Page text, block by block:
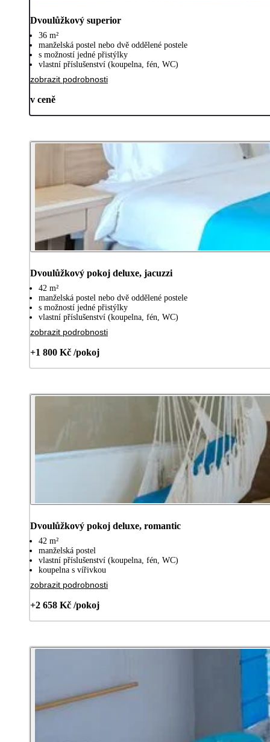
Dvoulůžkový superior
36 m²
manželská postel nebo dvě oddělené postele
s možností jedné přistýlky
vlastní příslušenství (koupelna, fén, WC)
zobrazit podrobnosti
v ceně
Dvoulůžkový pokoj deluxe, jacuzzi
42 m²
manželská postel nebo dvě oddělené postele
s možností jedné přistýlky
vlastní příslušenství (koupelna, fén, WC)
zobrazit podrobnosti
+1 800 Kč /pokoj
Dvoulůžkový pokoj deluxe, romantic
42 m²
manželská postel
vlastní příslušenství (koupelna, fén, WC)
koupelna s vířivkou
zobrazit podrobnosti
+2 658 Kč /pokoj